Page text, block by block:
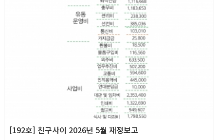
[192호] 친구사이 2026년 5월 재정보고